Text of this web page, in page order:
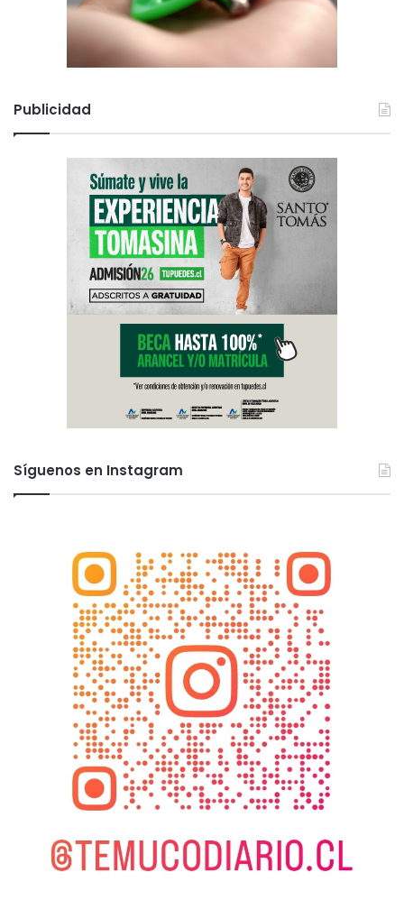
Publicidad
Síguenos en Instagram